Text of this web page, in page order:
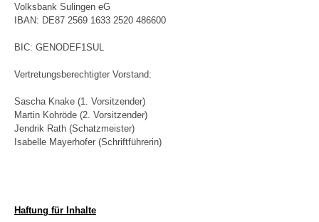
Volksbank Sulingen eG
IBAN: DE87 2569 1633 2520 486600
BIC: GENODEF1SUL
Vertretungsberechtigter Vorstand:
Sascha Knake (1. Vorsitzender)
Martin Kohröde (2. Vorsitzender)
Jendrik Rath (Schatzmeister)
Isabelle Mayerhofer (Schriftführerin)
Haftung für Inhalte